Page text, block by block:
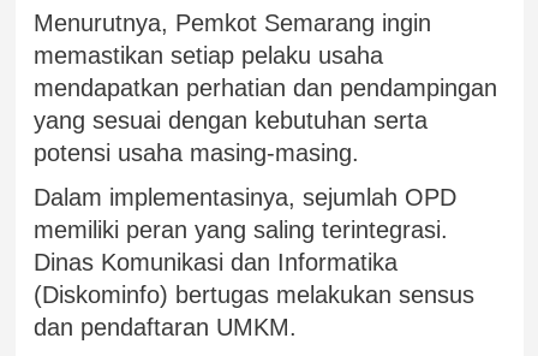
Menurutnya, Pemkot Semarang ingin
memastikan setiap pelaku usaha
mendapatkan perhatian dan pendampingan
yang sesuai dengan kebutuhan serta
potensi usaha masing-masing.
Dalam implementasinya, sejumlah OPD
memiliki peran yang saling terintegrasi.
Dinas Komunikasi dan Informatika
(Diskominfo) bertugas melakukan sensus
dan pendaftaran UMKM.